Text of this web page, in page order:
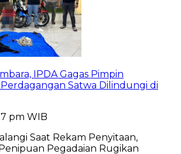
IPDA Gagas Pimpin
Satwa Dilindungi di
pm WIB